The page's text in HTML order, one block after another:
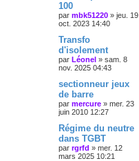
100
par mbk51220 » jeu. 19
oct. 2023 14:40
Transfo
d'isolement
par Léonel » sam. 8
nov. 2025 04:43
sectionneur jeux
de barre
par mercure » mer. 23
juin 2010 12:27
Régime du neutre
dans TGBT
par rgrfd » mer. 12
mars 2025 10:21